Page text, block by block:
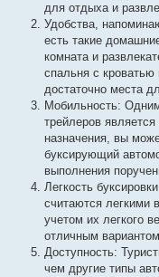
для отдыха и
Удобства,
есть такие
комната и
спальня с кроватью
достаточно места
Мобильность:
трейлеров
назначения, вы
буксирующий
выполнения
Легкость
считаются легкими
учетом их легкого
отличным
Доступность:
чем другие типы